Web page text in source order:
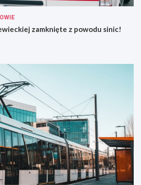
zamknięte z powodu sinic!